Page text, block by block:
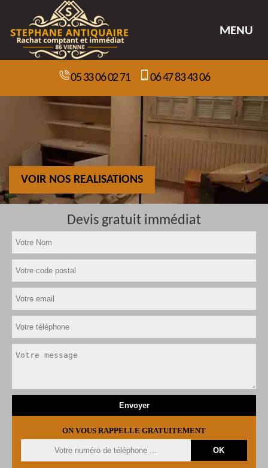
MENU
05 33 06 02 71 06 47 83 43 06
VOIR NOS REALISATIONS
Devis gratuit immédiat
ON VOUS RAPPELLE GRATUITEMENT